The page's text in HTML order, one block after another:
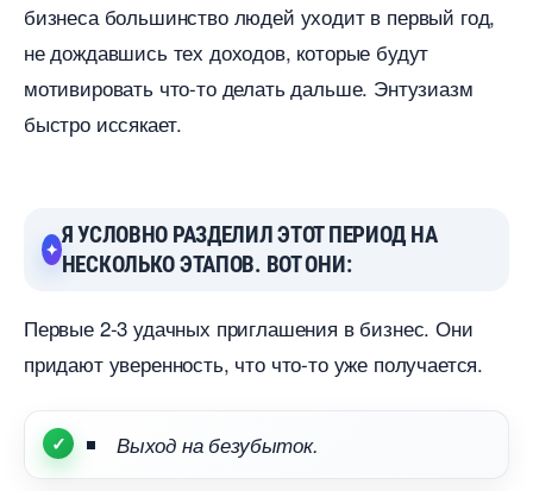
изнеса большинство людей уходит в первый год,
не дождавшись тех доходов, которые будут
мотивировать что-то делать дальше. Энтузиазм
ыстро иссякает.
Я УСЛОВНО РАЗДЕЛИЛ ЭТОТ ПЕРИОД НА
НЕСКОЛЬКО ЭТАПОВ. ВОТ ОНИ:
Первые 2-3 удачных приглашения в бизнес. Они
придают уверенность, что что-то уже получается.
ыход на безубыток.